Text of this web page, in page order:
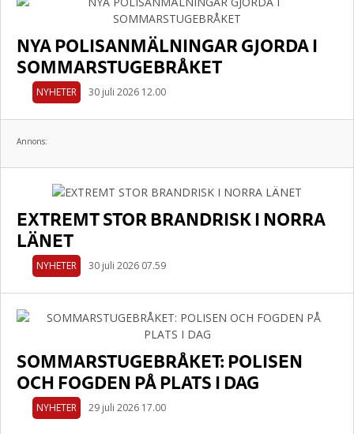
NYA POLISANMÄLNINGAR GJORDA I
SOMMARSTUGEBRÅKET
NYHETER 30 juli 2026 12.00
Annons:
EXTREMT STOR BRANDRISK I NORRA
LÄNET
NYHETER 30 juli 2026 07.59
SOMMARSTUGEBRÅKET: POLISEN
OCH FOGDEN PÅ PLATS I DAG
NYHETER 29 juli 2026 17.00